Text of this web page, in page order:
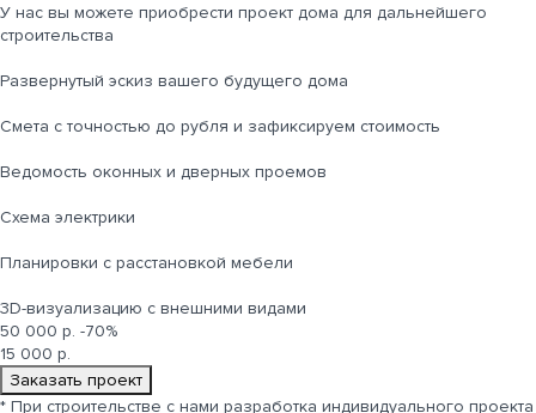
У нас вы можете приобрести проект дома для дальнейшего
строительства
Развернутый эскиз вашего будущего дома
Cмета с точностью до рубля и зафиксируем стоимость
Ведомость оконных и дверных проемов
Cхема электрики
Планировки с расстановкой мебели
3D-визуализацию с внешними видами
50 000 р. -70%
15 000 р.
Заказать проект
* При строительстве с нами разработка индивидуального проекта